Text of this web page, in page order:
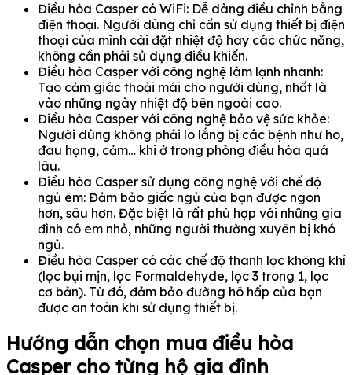
Điều hòa Casper có WiFi: Dễ dàng điều chỉnh bằng
điện thoại. Người dùng chỉ cần sử dụng thiết bị điện
thoại của mình cài đặt nhiệt độ hay các chức năng,
không cần phải sử dụng điều khiển.
Điều hòa Casper với công nghệ làm lạnh nhanh:
Tạo cảm giác thoải mái cho người dùng, nhất là
vào những ngày nhiệt độ bên ngoài cao.
Điều hòa Casper với công nghệ bảo vệ sức khỏe:
Người dùng không phải lo lắng bị các bệnh như ho,
đau họng, cảm… khi ở trong phòng điều hòa quá
lâu.
Điều hòa Casper sử dụng công nghệ với chế độ
ngủ êm: Đảm bảo giấc ngủ của bạn được ngon
hơn, sâu hơn. Đặc biệt là rất phù hợp với những gia
đình có em nhỏ, những người thường xuyên bị khó
ngủ.
Điều hòa Casper có các chế độ thanh lọc không khí
(lọc bụi mịn, lọc Formaldehyde, lọc 3 trong 1, lọc
cơ bản). Từ đó, đảm bảo đường hô hấp của bạn
được an toàn khi sử dụng thiết bị.
Hướng dẫn chọn mua điều hòa
Casper cho từng hộ gia đình